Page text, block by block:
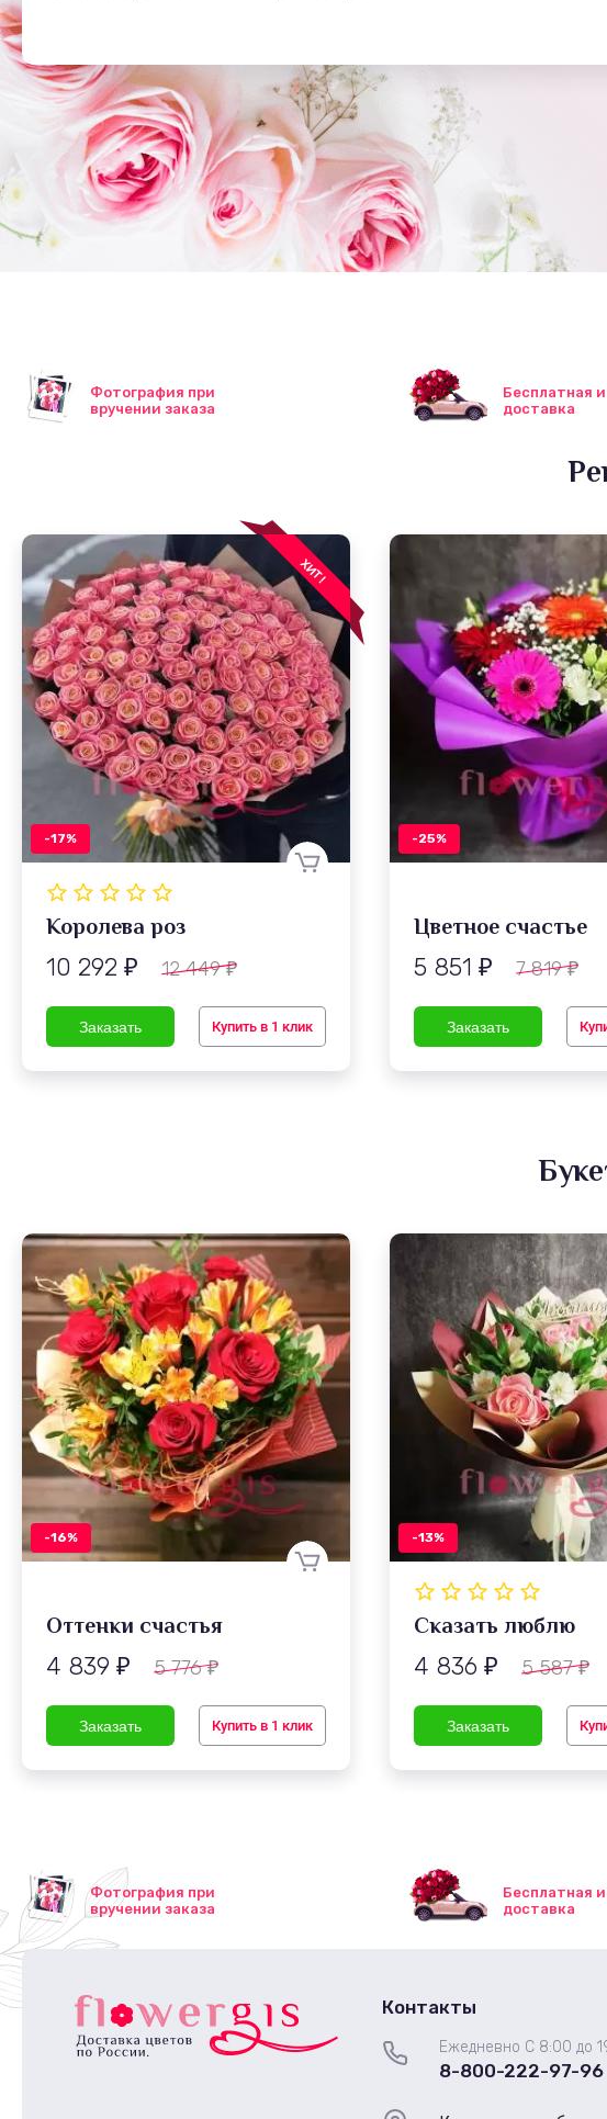
Фотография при
вручении заказа
Бесплатная
доставка
ХИТ!
-17%
Королева роз
10 292 ₽ 12 449₽
Купить в 1 клик
-25%
Цветное счастье
5 851 ₽ 7 819₽
-16%
Оттенки счастья
4 839 ₽ 5 776₽
Купить в 1 клик
-13%
Сказать люблю
4 836 ₽ 5 587₽
Фотография при
вручении заказа
Бесплатная
доставка
Контакты
Ежедневно С 8:00 до
8-800-222-97-96